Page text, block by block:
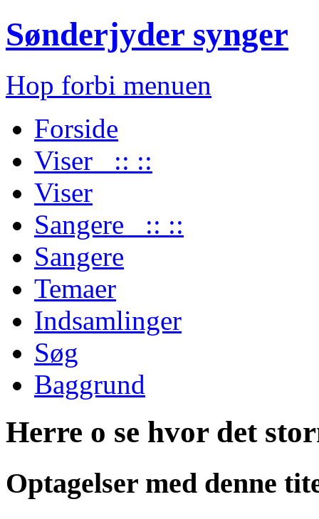
Sønderjyder synger
Hop forbi menuen
Forside
Viser :: ::
Viser
Sangere :: ::
Sangere
Temaer
Indsamlinger
Søg
Baggrund
Herre o se hvor det
Optagelser med denne